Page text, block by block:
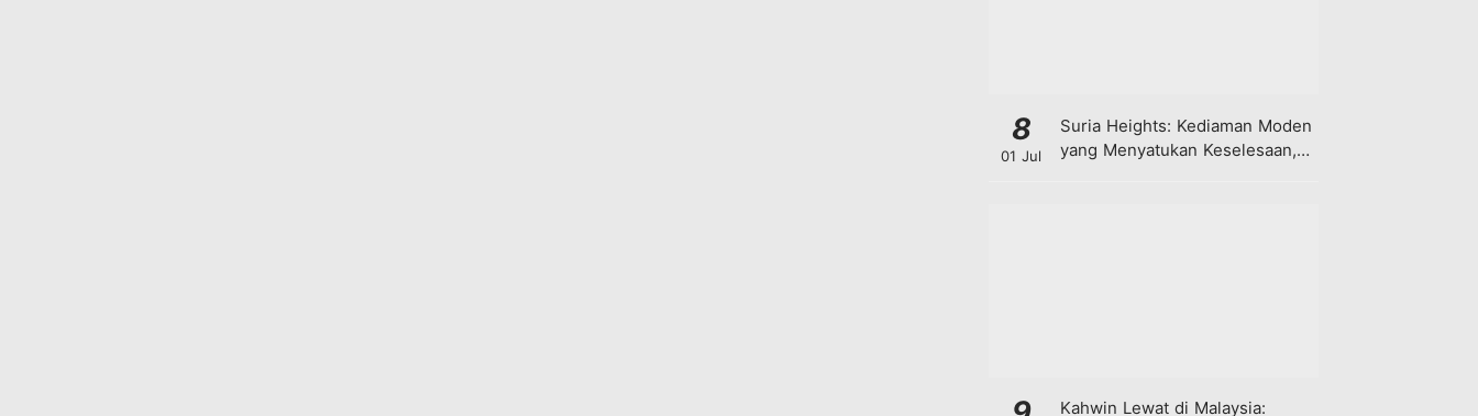
8
01 Jul
Suria Heights: Kediaman Moden
yang Menyatukan Keselesaan,
Kahwin Lewat di Malaysia: